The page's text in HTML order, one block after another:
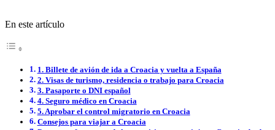
En este artículo
1. Billete de avión de ida a Croacia y vuelta a España
2. Visas de turismo, residencia o trabajo para Croacia
3. Pasaporte o DNI español
4. Seguro médico en Croacia
5. Aprobar el control migratorio en Croacia
Consejos para viajar a Croacia